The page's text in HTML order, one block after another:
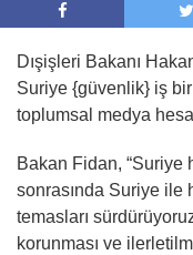
Dışişleri Bakanı
Suriye {güvenlik} iş
toplumsal medya
Bakan Fidan, “Suriye
sonrasında Suriye ile
temasları
korunması ve